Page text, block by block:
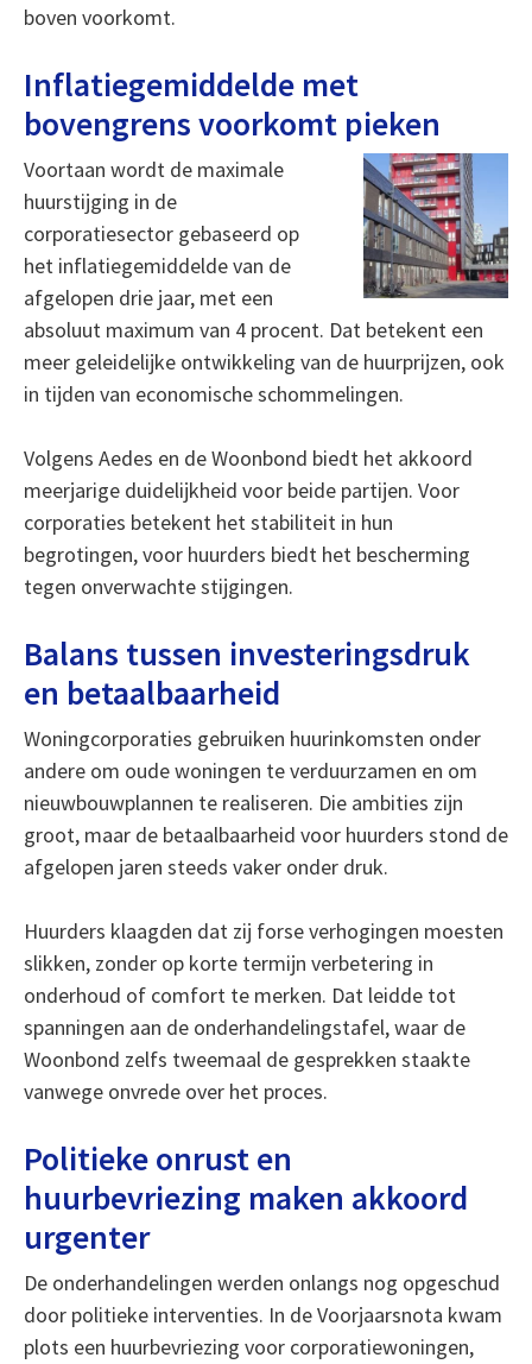
boven voorkomt.
Inflatiegemiddelde met
bovengrens voorkomt pieken
Voortaan wordt de maximale
huurstijging in de
corporatiesector gebaseerd op
het inflatiegemiddelde van de
afgelopen drie jaar, met een
absoluut maximum van 4 procent. Dat betekent een
meer geleidelijke ontwikkeling van de huurprijzen, ook
in tijden van economische schommelingen.
Volgens Aedes en de Woonbond biedt het akkoord
meerjarige duidelijkheid voor beide partijen. Voor
corporaties betekent het stabiliteit in hun
begrotingen, voor huurders biedt het bescherming
tegen onverwachte stijgingen.
Balans tussen investeringsdruk
en betaalbaarheid
Woningcorporaties gebruiken huurinkomsten onder
andere om oude woningen te verduurzamen en om
nieuwbouwplannen te realiseren. Die ambities zijn
groot, maar de betaalbaarheid voor huurders stond de
afgelopen jaren steeds vaker onder druk.
Huurders klaagden dat zij forse verhogingen moesten
slikken, zonder op korte termijn verbetering in
onderhoud of comfort te merken. Dat leidde tot
spanningen aan de onderhandelingstafel, waar de
Woonbond zelfs tweemaal de gesprekken staakte
vanwege onvrede over het proces.
Politieke onrust en
huurbevriezing maken akkoord
urgenter
De onderhandelingen werden onlangs nog opgeschud
door politieke interventies. In de Voorjaarsnota kwam
plots een huurbevriezing voor corporatiewoningen,